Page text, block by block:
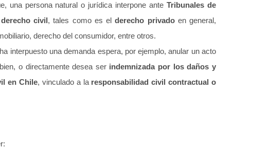
una persona natural o jurídica interpone anteTribunales de
derecho civil, tales como es elderecho privadoen general,
derecho del consumidor, entre otros.
interpuesto una demanda espera, por ejemplo, anular un acto
o directamente desea serindemnizada por los daños y
en Chile, vinculado a la responsabilidad civil contractual o